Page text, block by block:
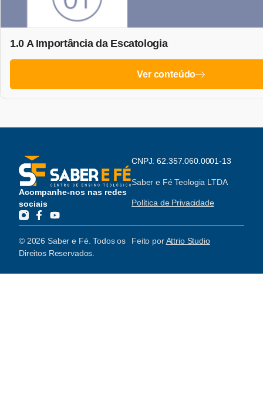
1.0 A Importância da Escatologia
Ver conteúdo
Acompanhe-nos nas redes
sociais
CNPJ: 62.357.060.0001-13
Saber e Fé Teologia LTDA
Política de Privacidade
© 2026 Saber e Fé. Todos os
Direitos Reservados.
Feito porAttrio Studio